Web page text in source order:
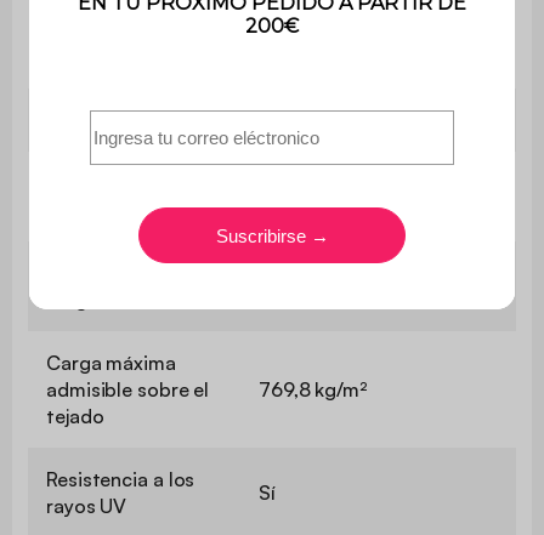
Sí (kit de anclaje no
Manivela Sí
Carga máxima
admisible sobre el
tejado
769,8 kg/m²
Resistencia a los
rayos UV
Sí